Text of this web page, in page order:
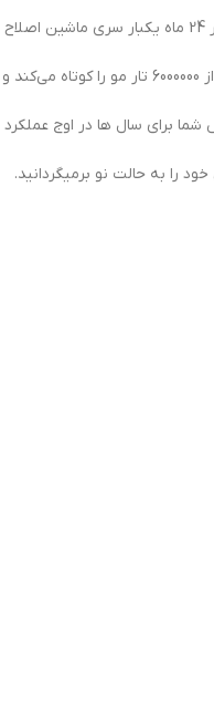
برای حفظ بهترین اصلاح، توصیه می کنیم هر 24 ماه یکبار سری ماشین اصلاح
در طی 24 ماه ریش تراش Braun شما بیش از 6000000 تار مو را کوتاه می‌کند و
برای سال ها در اوج عملکرد
را به حالت نو برمیگردانید.